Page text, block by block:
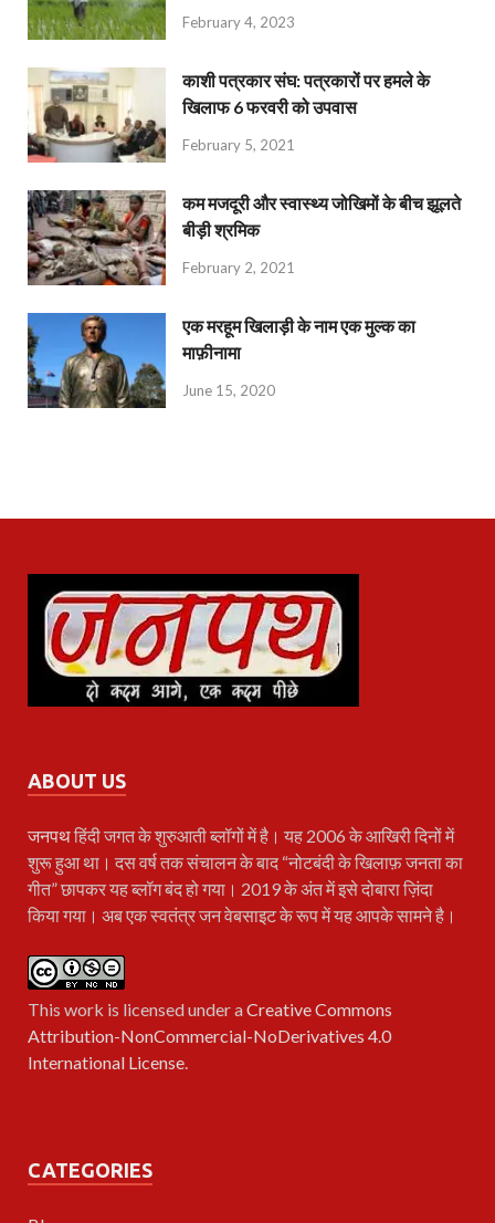
February 4, 2023
काशी पत्रकार संघ: पत्रकारों पर हमले के
खिलाफ 6 फरवरी को उपवास
February 5, 2021
कम मजदूरी और स्वास्थ्य जोखिमों के बीच झूलते
बीड़ी श्रमिक
February 2, 2021
एक मरहूम खिलाड़ी के नाम एक मुल्क का
माफ़ीनामा
June 15, 2020
ABOUT US
जनपथहिंदी जगत के शुरुआती ब्लॉगों में है। यह 2006 के आखिरी दिनों में
शुरू हुआ था। दस वर्ष तक संचालन के बाद “नोटबंदी के खिलाफ़ जनता का
गीत” छापकर यह ब्लॉग बंद हो गया। 2019 के अंत में इसे दोबारा ज़िंदा
किया गया। अब एक स्वतंत्र जन वेबसाइट के रूप में यह आपके सामने है।
This work is licensed under aCreative Commons
Attribution-NonCommercial-NoDerivatives 4.0
International License.
CATEGORIES